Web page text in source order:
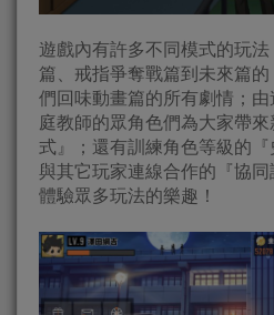
遊戲內有許多不同模式的玩
篇、戒指爭奪戰篇到未來篇
們回味動畫篇的所有劇情；
庭教師的眾角色們為大家帶
式』；還有訓練角色等級的『
與其它玩家連線合作的『協
體驗眾多玩法的樂趣！